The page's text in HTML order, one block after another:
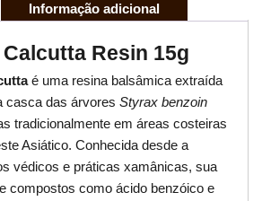
Informação adicional
Resin 15g
é uma resina balsâmica extraída
casca das árvores Styrax benzoin
tradicionalmente em áreas costeiras
Asiático. Conhecida desde a
védicos e práticas xamânicas, sua
compostos como ácido benzóico e